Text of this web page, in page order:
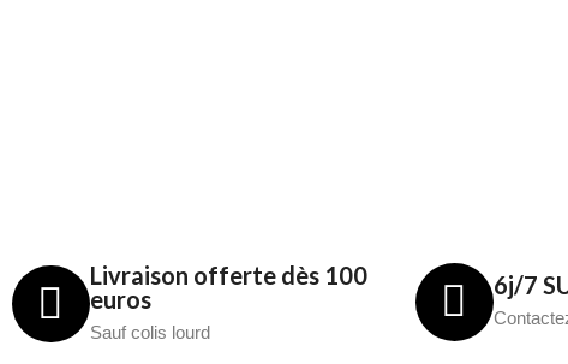
Livraison offerte dès 100
euros
Sauf colis lourd
6j/7